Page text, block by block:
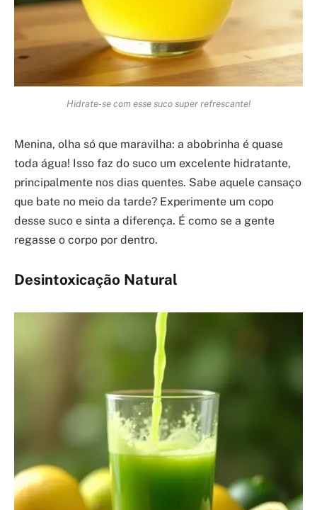
Hidrate-se com esse suco super refrescante!
Menina, olha só que maravilha: a abobrinha é quase
toda água! Isso faz do suco um excelente hidratante,
principalmente nos dias quentes. Sabe aquele cansaço
que bate no meio da tarde? Experimente um copo
desse suco e sinta a diferença. É como se a gente
regasse o corpo por dentro.
Desintoxicação Natural